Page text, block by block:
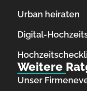
Urban heiraten
Digital-
Weitere
Unser